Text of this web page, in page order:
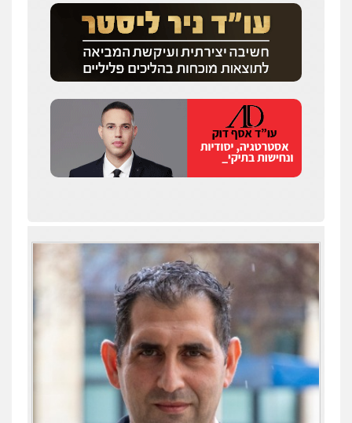
0525544654
מנשה, אלמוג – עורכי דין
פלילי עבירות תנועה צווארון לבן תעבורה
עורכי דין לענייני אסירים מעצרים וחקירות
0546470989
עו"ד זוהר ארבל
פלילי פשיעה חמורה מעצרים וחקירות
קטינים
עו"ד אסף דוק
פלילי עבירות מין סמים והימורים
חקירות ומעצרים צווארון לבן והונאה
0526885006
עו"ד שלי גורביץ – לוי
משפט פלילי פשיעה חמורה מעצרים
וחקירות צבאי תעבורה
0544218336